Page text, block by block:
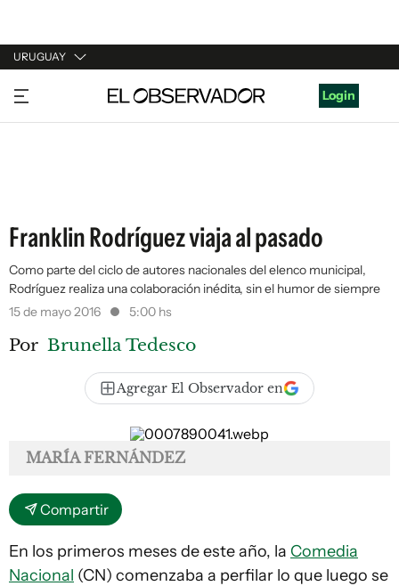
URUGUAY
URUGUAY
ARGENTINA
Login
Franklin Rodríguez viaja al pasado
Como parte del ciclo de autores nacionales del elenco municipal,
Rodríguez realiza una colaboración inédita, sin el humor de siempre
15 de mayo 2016
5:00 hs
Por Brunella Tedesco
Agregar El Observador en
MARÍA FERNÁNDEZ
Compartir
En los primeros meses de este año, la Comedia
Nacional (CN) comenzaba a perfilar lo que luego se